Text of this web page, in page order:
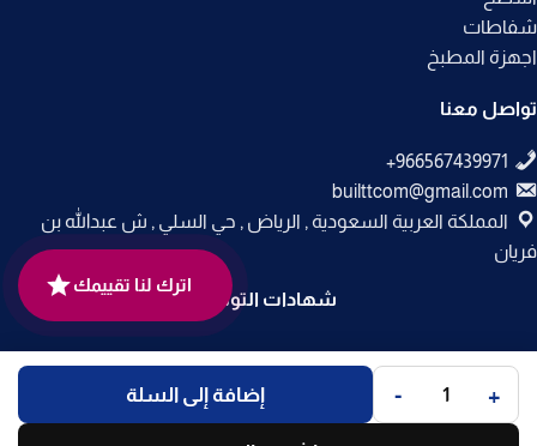
شفاطات
اجهزة المطبخ
تواصل معنا
builttcom@gmail.com
المملكة العربية السعودية , الرياض , حي السلي , ش عبدالله بن
فريان
شهادات التوثيق
جميع الحقوق محفوظة لـمتجر بلت إن© 2025.
تم التطوير بواسطةCode Times
. +
- إضافة إلى السلة
اترك لنا تقييمك